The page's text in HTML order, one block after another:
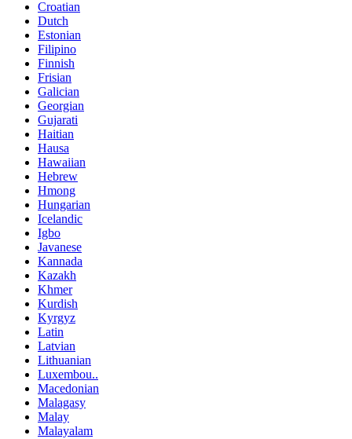
Croatian
Dutch
Estonian
Filipino
Finnish
Frisian
Galician
Georgian
Gujarati
Haitian
Hausa
Hawaiian
Hebrew
Hmong
Hungarian
Icelandic
Igbo
Javanese
Kannada
Kazakh
Khmer
Kurdish
Kyrgyz
Latin
Latvian
Lithuanian
Luxembou..
Macedonian
Malagasy
Malay
Malayalam